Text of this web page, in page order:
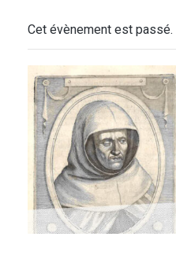
Cet évènement est passé.